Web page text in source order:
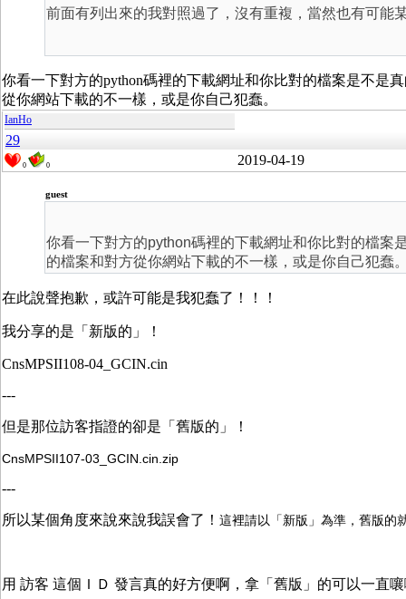
前面有列出來的我對照過了，沒有重複，當然也有可能
你看一下對方的python碼裡的下載網址和你比對的檔案是不是
從你網站下載的不一樣，或是你自己犯蠢。
IanHo
29
0 0 2019-04-19
guest
你看一下對方的python碼裡的下載網址和你比對的檔案
的檔案和對方從你網站下載的不一樣，或是你自己犯蠢
在此說聲抱歉，或許可能是我犯蠢了！！！
我分享的是「新版的」！
CnsMPSII108-04_GCIN.cin
---
但是那位訪客指證的卻是「舊版的」！
CnsMPSII107-03_GCIN.cin.zip
---
所以某個角度來說來說我誤會了！ 這裡請以「新版」為準，舊版的
用 訪客 這個ＩＤ 發言真的好方便啊，拿「舊版」的可以一直